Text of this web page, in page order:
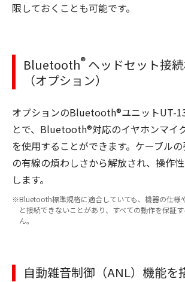
限しておくことも可能です。
Bluetooth® ヘッドセット接
（オプション）
オプションのBluetooth®ユニットUT-
とで、Bluetooth®対応のイヤホンマイ
を使用することができます。ケーブル
の有線の煩わしさから解放され、操作
します。
Bluetooth標準規格に適合していても、機器の仕様
と接続できないことがあり、すべての動作を保証
ん。
自動雑音制御（ANL）機能を